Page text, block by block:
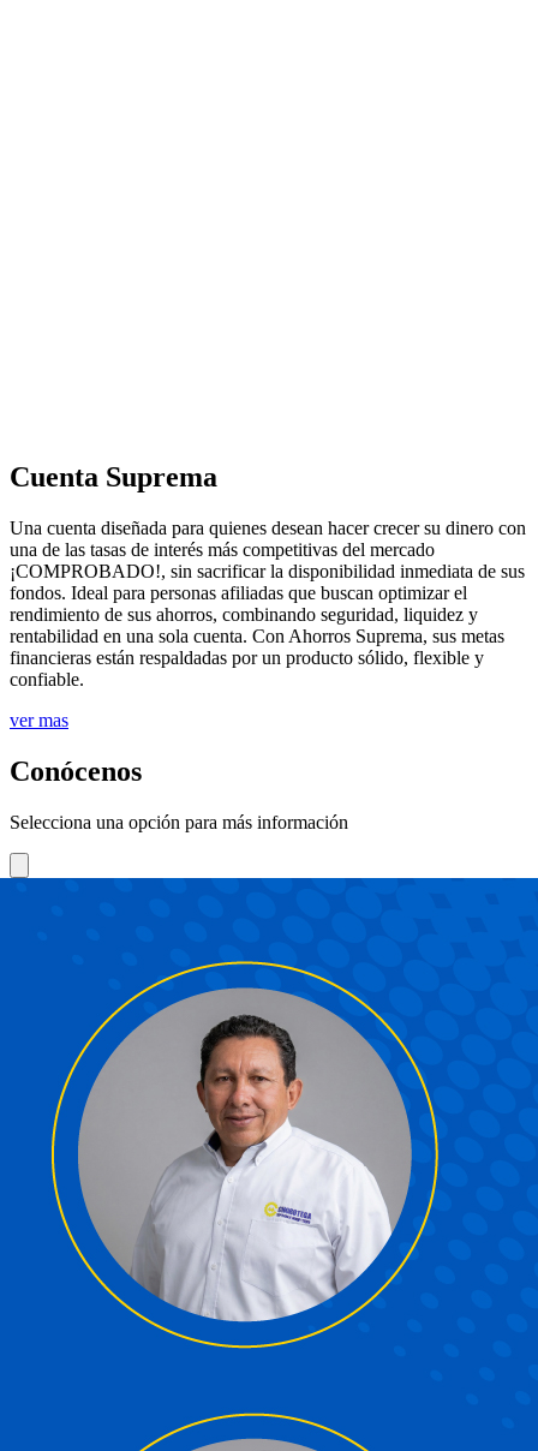
Cuenta Suprema
Una cuenta diseñada para quienes desean hacer crecer su dinero con
una de las tasas de interés más competitivas del mercado
¡COMPROBADO!, sin sacrificar la disponibilidad inmediata de sus
fondos. Ideal para personas afiliadas que buscan optimizar el
rendimiento de sus ahorros, combinando seguridad, liquidez y
rentabilidad en una sola cuenta. Con Ahorros Suprema, sus metas
financieras están respaldadas por un producto sólido, flexible y
confiable.
ver mas
Conócenos
Selecciona una opción para más información